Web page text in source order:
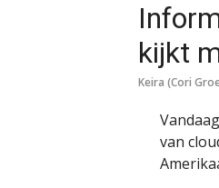
kijkt
Keira (Cori
Vandaag
van